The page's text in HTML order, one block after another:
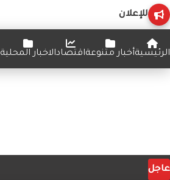
للإعلان
الرئيسيةأخبار متنوعةاقتصادالاخبار المحلية
عاجل